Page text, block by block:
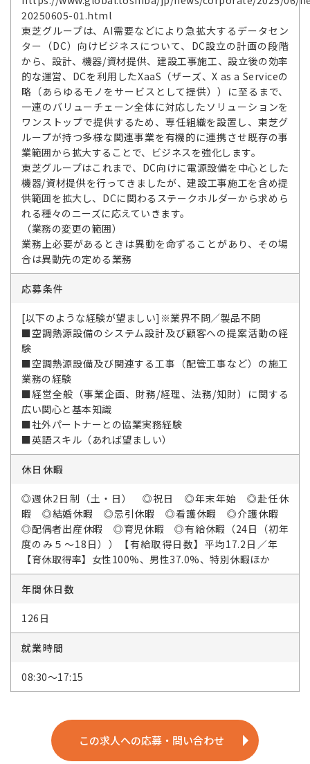
20250605-01.html
東芝グループは、AI需要などにより急拡大するデータセン
ター（DC）向けビジネスについて、DC設立の計画の段階
から、設計、機器/資材提供、建設工事施工、設立後の効率
的な運営、DCを利用したXaaS（ザーズ、X as a Serviceの
略（あらゆるモノをサービスとして提供））に至るまで、
一連のバリューチェーン全体に対応したソリューションを
ワンストップで提供するため、専任組織を設置し、東芝グ
ループが持つ多様な関連事業を有機的に連携させ既存の事
業範囲から拡大することで、ビジネスを強化します。
東芝グループはこれまで、DC向けに電源設備を中心とした
機器/資材提供を行ってきましたが、建設工事施工を含め提
供範囲を拡大し、DCに関わるステークホルダーから求めら
れる種々のニーズに応えていきます。
（業務の変更の範囲）
業務上必要があるときは異動を命ずることがあり、その場
合は異動先の定める業務
応募条件
[以下のような経験が望ましい]※業界不問／製品不問
■空調熱源設備のシステム設計及び顧客への提案活動の経
験
■空調熱源設備及び関連する工事（配管工事など）の施工
業務の経験
■経営全般（事業企画、財務/経理、法務/知財）に関する
広い関心と基本知識
■社外パートナーとの協業実務経験
■英語スキル（あれば望ましい）
休日休暇
◎週休2日制（土・日） ◎祝日 ◎年末年始 ◎赴任休
暇 ◎結婚休暇 ◎忌引休暇 ◎看護休暇 ◎介護休暇
◎配偶者出産休暇 ◎育児休暇 ◎有給休暇（24日（初年
度のみ５～18日））【有給取得日数】平均17.2日／年
【育休取得率】女性100%、男性37.0%、特別休暇ほか
年間休日数
126日
就業時間
08:30～17:15
この求人への応募・問い合わせ